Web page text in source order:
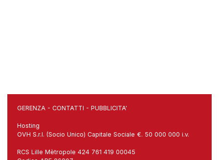
GERENZA - CONTATTI - PUBBLICITA'
Hosting
OVH S.r.l. (Socio Unico) Capitale Sociale €. 50 000 000 i.v.
RCS Lille Mètropole 424 761 419 00045